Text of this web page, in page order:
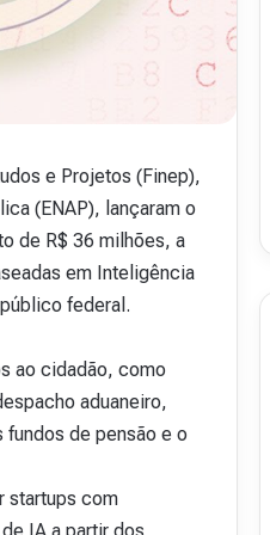
e Projetos (Finep),
(ENAP), lançaram o
de R$ 36 milhões, a
em Inteligência
federal.
ao cidadão, como
aduaneiro,
de pensão e o
startups com
de 2026
Abranet . 50